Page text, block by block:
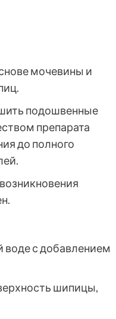
мочевины и
подошвенные
препарата
до полного
воде с добавлением
шипицы,